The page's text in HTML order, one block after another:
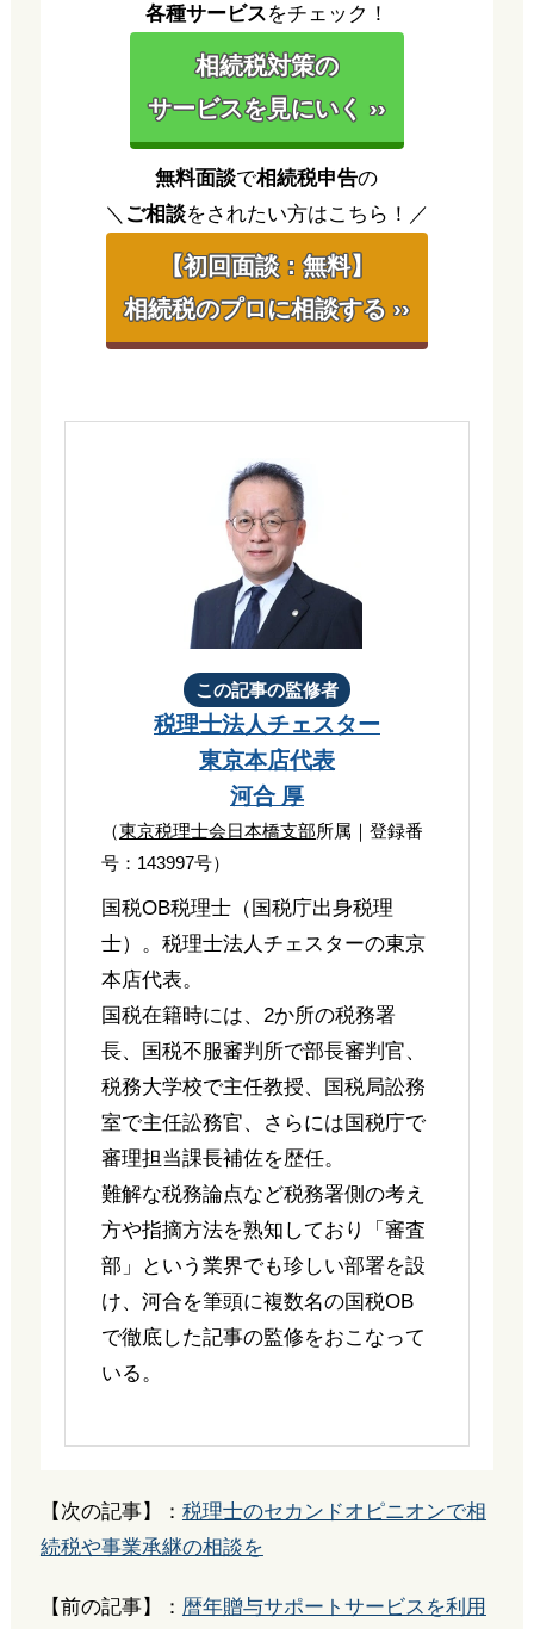
各種サービスをチェック！
相続税対策の
サービスを見にいく ››
無料面談で相続税申告の
＼ ご相談をされたい方はこちら！／
【初回面談：無料】
相続税のプロに相談する ››
この記事の監修者
税理士法人チェスター
東京本店代表
河合 厚
（東京税理士会日本橋支部所属｜登録番
号：143997号）
国税OB税理士（国税庁出身税理
士）。税理士法人チェスターの東京
本店代表。
国税在籍時には、2か所の税務署
長、国税不服審判所で部長審判官、
税務大学校で主任教授、国税局訟務
室で主任訟務官、さらには国税庁で
審理担当課長補佐を歴任。
難解な税務論点など税務署側の考え
方や指摘方法を熟知しており「審査
部」という業界でも珍しい部署を設
け、河合を筆頭に複数名の国税OB
で徹底した記事の監修をおこなって
いる。
【次の記事】： 税理士のセカンドオピニオンで相
続税や事業承継の相談を
【前の記事】： 暦年贈与サポートサービスを利用